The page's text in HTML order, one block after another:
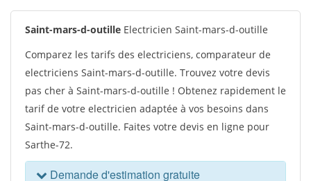
votes
Saint-mars-d-outille Electricien Saint-mars-d-outille
Comparez les tarifs des electriciens, comparateur de
electriciens Saint-mars-d-outille. Trouvez votre devis
pas cher à Saint-mars-d-outille ! Obtenez rapidement le
tarif de votre electricien adaptée à vos besoins dans
Saint-mars-d-outille. Faites votre devis en ligne pour
Sarthe-72.